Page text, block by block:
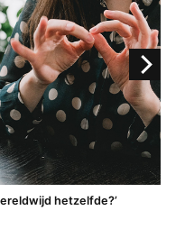
hetzelfde?’